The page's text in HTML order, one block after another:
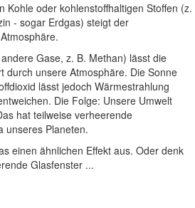
Kohle oder kohlenstoffhaltigen Stoffen (z.
- sogar Erdgas) steigt der
Gase, z. B. Methan) lässt die
durch unsere Atmosphäre. Die Sonne
lässt jedoch Wärmestrahlung
Die Folge: Unsere Umwelt
hat teilweise verheerende
unseres Planeten.
einen ähnlichen Effekt aus. Oder denk
Glasfenster ...